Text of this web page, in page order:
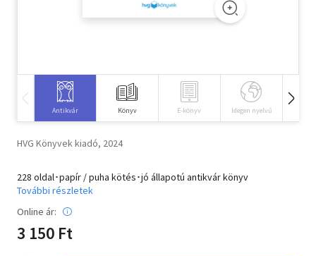
Antikvár Könyv E-könyv Idegen nyelvű
HVG Könyvek kiadó, 2024
228 oldal･papír / puha kötés･jó állapotú antikvár könyv
További részletek
Online ár:
3 150 Ft